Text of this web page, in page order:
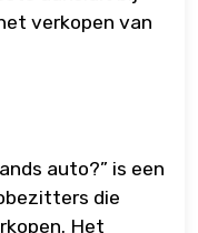
verkopen van
auto?” is een
die
Het